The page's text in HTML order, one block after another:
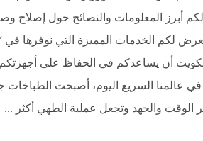
أبرز المعلومات والنصائح حول إصلاح
أن يساعدكم في الحفاظ على أجهزتكم
عالمنا السريع اليوم، أصبحت الطباخات
الوقت والجهد وتجعل عملية الطهي أكثر ...